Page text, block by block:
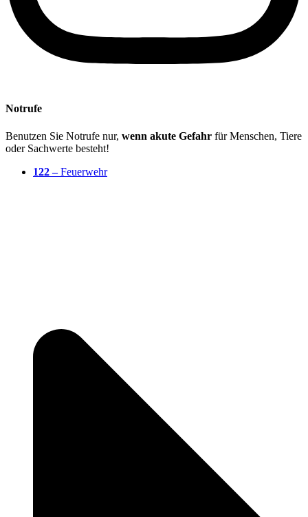
Notrufe
Benutzen Sie Notrufe nur, wenn akute Gefahr für Menschen, Tiere
oder Sachwerte besteht!
122 –Feuerwehr